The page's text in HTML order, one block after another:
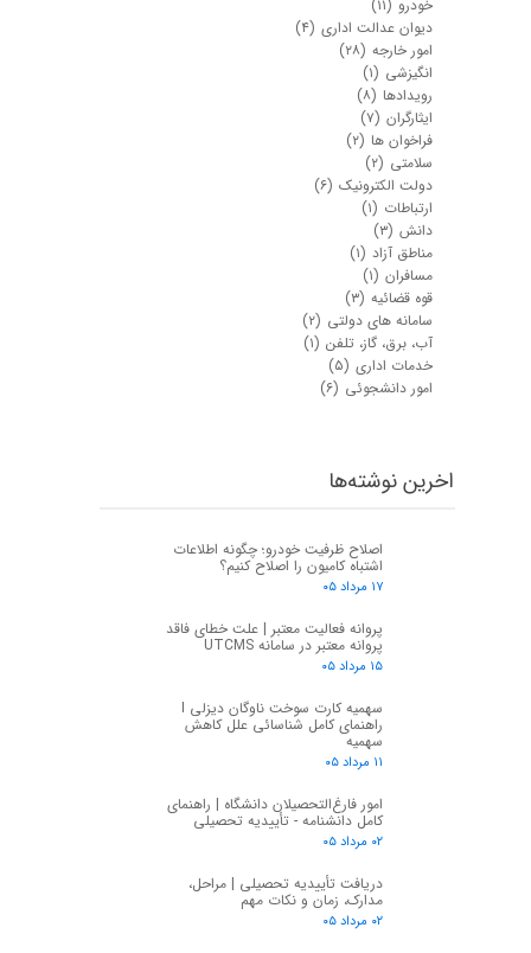
خودرو (۱۱)
دیوان عدالت اداری (۴)
امور خارجه (۲۸)
انگیزشی (۱)
رویدادها (۸)
ایثارگران (۷)
فراخوان ها (۲)
سلامتی (۲)
دولت الکترونیک (۶)
ارتباطات (۱)
دانش (۳)
مناطق آزاد (۱)
مسافران (۱)
قوه قضائیه (۳)
سامانه های دولتی (۲)
آب، برق، گاز، تلفن (۱)
خدمات اداری (۵)
امور دانشجوئی (۶)
اخرین نوشته‌ها
اصلاح ظرفیت خودرو؛ چگونه اطلاعات
اشتباه کامیون را اصلاح کنیم؟
۱۷ مرداد ۰۵
پروانه فعالیت معتبر | علت خطای فاقد
پروانه معتبر در سامانه UTCMS
۱۵ مرداد ۰۵
سهمیه کارت سوخت ناوگان دیزلی I
راهنمای کامل شناسائی علل کاهش
سهمیه
۱۱ مرداد ۰۵
امور فارغ‌التحصیلان دانشگاه | راهنمای
کامل دانشنامه - تأییدیه تحصیلی
۰۲ مرداد ۰۵
دریافت تأییدیه تحصیلی | مراحل،
مدارک، زمان و نکات مهم
۰۲ مرداد ۰۵